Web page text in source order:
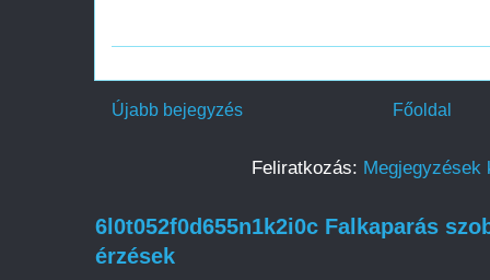
Újabb bejegyzés Főoldal
Feliratkozás: Megjegyzések
6l0t052f0d655n1k2i0c Falkaparás
érzések